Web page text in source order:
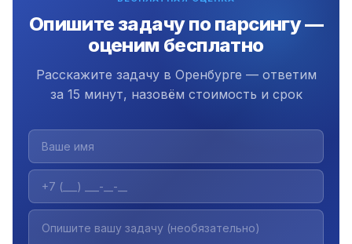
Опишите задачу по парсингу —
оценим бесплатно
Расскажите задачу в Оренбурге — ответим
за 15 минут, назовём стоимость и срок